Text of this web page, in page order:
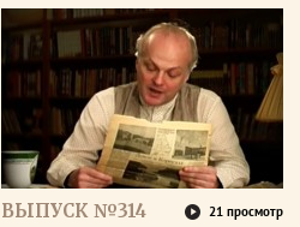
ВЫПУСК №314 21 просмотр